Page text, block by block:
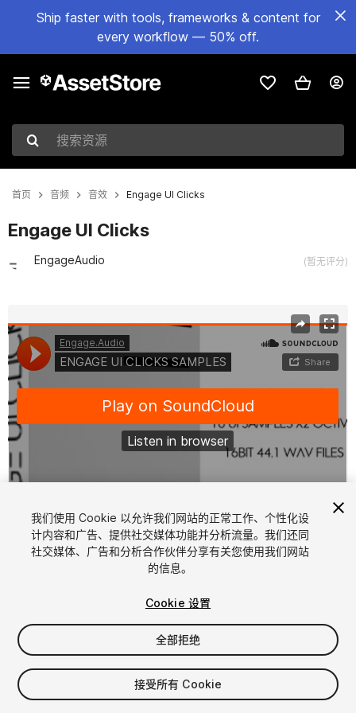
Ship faster with tools, frameworks & content for
every workflow — 50% off.
搜索资源
首页 音频 音效 Engage UI Clicks
Engage UI Clicks
EngageAudio (暂无评分)
1/2
$4.99
增值税将在结算时计算
我们使用 Cookie 以允许我们网站的正常工作、个性化设
计内容和广告、提供社交媒体功能并分析流量。我们还同
社交媒体、广告和分析合作伙伴分享有关您使用我们网站
的信息。
Cookie 设置
全部拒绝
接受所有 Cookie